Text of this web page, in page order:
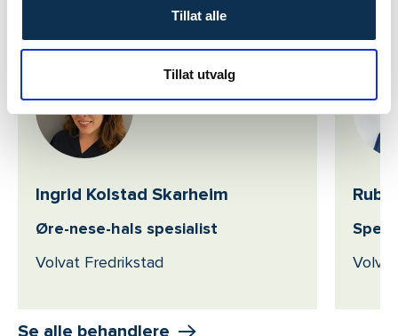
Tillat alle
Tillat utvalg
Våre behandlere: Krystallsyke
Ingrid Kolstad Skarheim
Øre-nese-hals spesialist
Volvat Fredrikstad
Se alle behandlere